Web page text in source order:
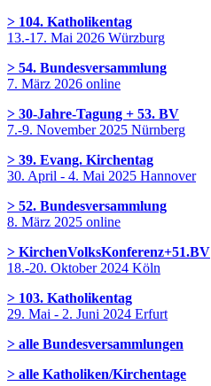
> 104. Katholikentag
13.-17. Mai 2026 Würzburg
> 54. Bundesversammlung
7. März 2026 online
> 30-Jahre-Tagung + 53. BV
7.-9. November 2025 Nürnberg
> 39. Evang. Kirchentag
30. April - 4. Mai 2025 Hannover
> 52. Bundesversammlung
8. März 2025 online
> KirchenVolksKonferenz+51.BV
18.-20. Oktober 2024 Köln
> 103. Katholikentag
29. Mai - 2. Juni 2024 Erfurt
> alle Bundesversammlungen
> alle Katholiken/Kirchentage